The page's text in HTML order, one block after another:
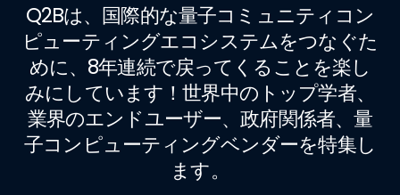
Q2Bは、国際的な量子コミュニティコン
ピューティングエコシステムをつなぐた
めに、8年連続で戻ってくることを楽し
みにしています！世界中のトップ学者、
業界のエンドユーザー、政府関係者、量
子コンピューティングベンダーを特集し
ます。